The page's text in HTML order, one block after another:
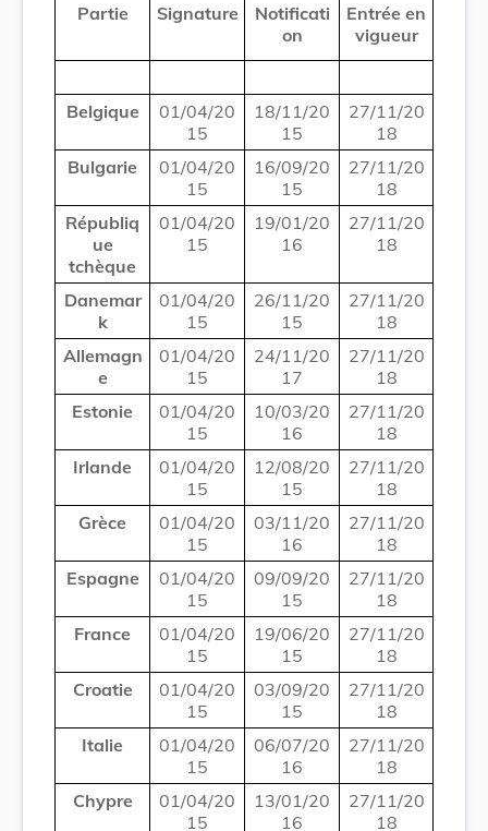
Partie Signature
Notificati
on
Entrée en
vigueur
Belgique
01/04/20
15
18/11/20
15
27/11/20
18
Bulgarie
01/04/20
15
16/09/20
15
27/11/20
18
Républiq
ue
tchèque
01/04/20
15
19/01/20
16
27/11/20
18
Danemar
k
01/04/20
15
26/11/20
15
27/11/20
18
Allemagn
e
01/04/20
15
24/11/20
17
27/11/20
18
Estonie
01/04/20
15
10/03/20
16
27/11/20
18
Irlande
01/04/20
15
12/08/20
15
27/11/20
18
Grèce
01/04/20
15
03/11/20
16
27/11/20
18
Espagne
01/04/20
15
09/09/20
15
27/11/20
18
France
01/04/20
15
19/06/20
15
27/11/20
18
Croatie
01/04/20
15
03/09/20
15
27/11/20
18
Italie
01/04/20
15
06/07/20
16
27/11/20
18
Chypre
01/04/20
15
13/01/20
16
27/11/20
18